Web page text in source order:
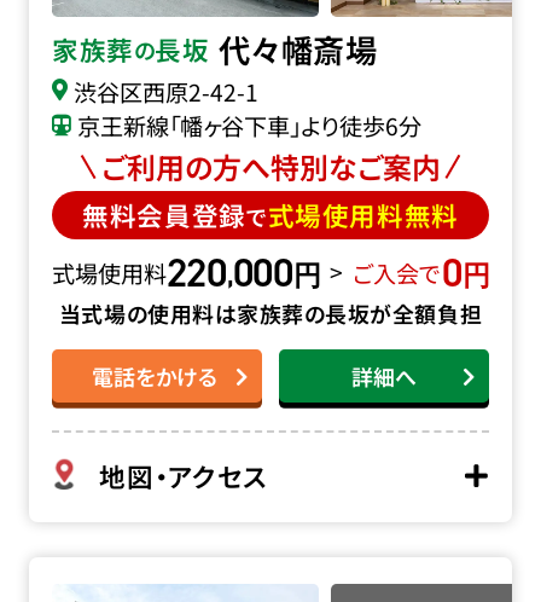
家族葬の長坂 代々幡斎場
渋谷区西原2-42-1
京王新線「幡ヶ谷下車」より徒歩6分
ご利用の方へ特別なご案内
無料会員登録で式場使用料無料
式場使用料220,000円 > ご入会で0円
当式場の使用料は家族葬の長坂が全額負担
電話をかける 詳細へ
地図・アクセス